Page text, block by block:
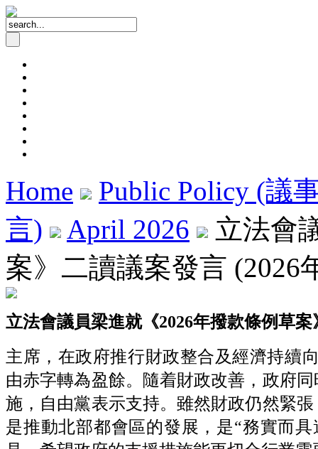
Home
Public Policy (議
言)
April 2026
立法會
案》二讀議案發言 (2026
立法會議員梁進就《2026年撥款條例草
主席，在政府推行財政整合及經濟持續
由赤字轉為盈餘。隨着財政改善，政府
施，自由黨表示支持。雖然財政仍然緊
是推動北部都會區的發展，是“務實而